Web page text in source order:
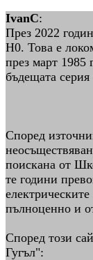
IvanC:
През 2022
H0. Това е
през март 1985
бъдещата
Според
поискана от
те години
пълноценно и
Според този
Гугъл":